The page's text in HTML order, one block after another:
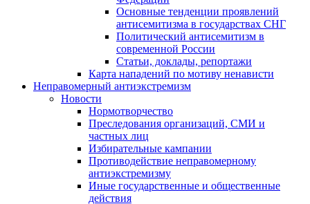
Основные тенденции проявлений
антисемитизма в государствах СНГ
Политический антисемитизм в
современной России
Статьи, доклады, репортажи
Карта нападений по мотиву ненависти
Неправомерный антиэкстремизм
Новости
Нормотворчество
Преследования организаций, СМИ и
частных лиц
Избирательные кампании
Противодействие неправомерному
антиэкстремизму
Иные государственные и общественные
действия